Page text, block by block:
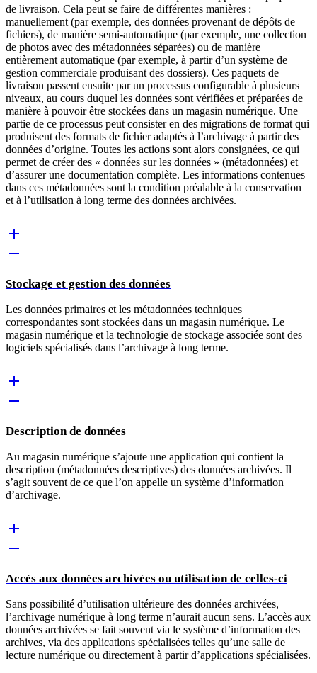
de livraison. Cela peut se faire de différentes manières :
manuellement (par exemple, des données provenant de dépôts de
fichiers), de manière semi-automatique (par exemple, une collection
de photos avec des métadonnées séparées) ou de manière
entièrement automatique (par exemple, à partir d’un système de
gestion commerciale produisant des dossiers). Ces paquets de
livraison passent ensuite par un processus configurable à plusieurs
niveaux, au cours duquel les données sont vérifiées et préparées de
manière à pouvoir être stockées dans un magasin numérique. Une
partie de ce processus peut consister en des migrations de format qui
produisent des formats de fichier adaptés à l’archivage à partir des
données d’origine. Toutes les actions sont alors consignées, ce qui
permet de créer des « données sur les données » (métadonnées) et
d’assurer une documentation complète. Les informations contenues
dans ces métadonnées sont la condition préalable à la conservation
et à l’utilisation à long terme des données archivées.
Stockage et gestion des données
Les données primaires et les métadonnées techniques
correspondantes sont stockées dans un magasin numérique. Le
magasin numérique et la technologie de stockage associée sont des
logiciels spécialisés dans l’archivage à long terme.
Description de données
Au magasin numérique s’ajoute une application qui contient la
description (métadonnées descriptives) des données archivées. Il
s’agit souvent de ce que l’on appelle un système d’information
d’archivage.
Accès aux données archivées ou utilisation de celles-ci
Sans possibilité d’utilisation ultérieure des données archivées,
l’archivage numérique à long terme n’aurait aucun sens. L’accès aux
données archivées se fait souvent via le système d’information des
archives, via des applications spécialisées telles qu’une salle de
lecture numérique ou directement à partir d’applications spécialisées.